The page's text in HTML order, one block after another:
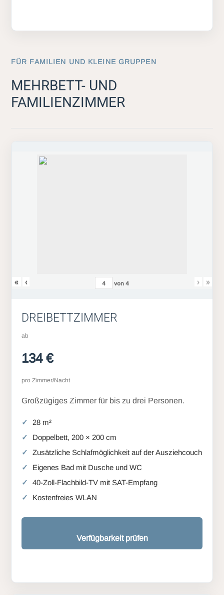
FÜR FAMILIEN UND KLEINE GRUPPEN
MEHRBETT- UND
FAMILIENZIMMER
« ‹ von4 › »
DREIBETTZIMMER
ab
134 €
pro Zimmer/Nacht
Großzügiges Zimmer für bis zu drei Personen.
28 m²
Doppelbett, 200 × 200 cm
Zusätzliche Schlafmöglichkeit auf der Ausziehcouch
Eigenes Bad mit Dusche und WC
40-Zoll-Flachbild-TV mit SAT-Empfang
Kostenfreies WLAN
Verfügbarkeit prüfen